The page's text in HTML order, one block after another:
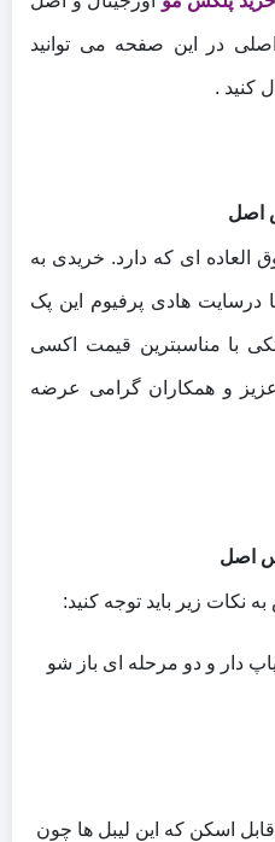
در این صفحه می توانید
کنید .
اصل
العاده ای که دارد. خریدی به
درسایت هادی پرفیوم این پک
با مناسبترین قیمت اکسی
و همکاران گرامی عرضه
اصل
زیر باید توجه کنید:
دار و دو مرحله ای باز شو
قابل اسکن که این لیبل ها چون